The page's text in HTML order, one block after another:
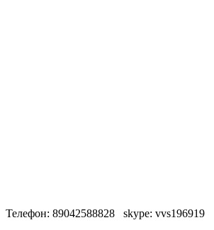
Телефон: 89042588828 skype: vvs196919